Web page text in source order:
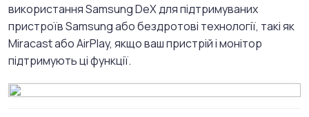
використання Samsung DeX для підтримуваних
пристроїв Samsung або бездротові технології, такі як
Miracast або AirPlay, якщо ваш пристрій і монітор
підтримують ці функції.